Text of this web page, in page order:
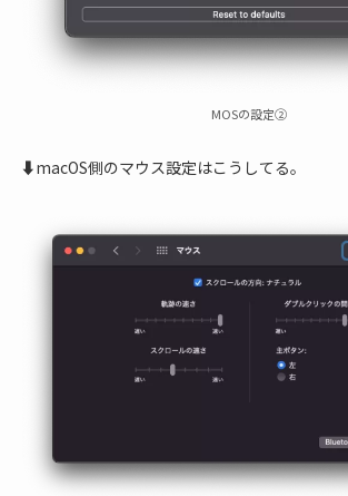
MOSの設定②
⬇︎macOS側のマウス設定はこうしてる。